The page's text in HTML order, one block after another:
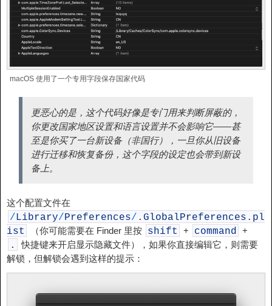
macOS 使用了一个专用字段保存国家代码
更恶心的是，这个代码好像是专门用来判断屏蔽的，
你更改国家地区设置和语言设置并不会影响它——甚
至是你买了一台新设备（非国行），一旦你从旧设备
进行迁移和恢复备份，这个字段的设定也会带到新设
备上。
这个配置文件在
/Library/Preferences/ . GlobalPreferences . pl
ist
（你可能需要在 Finder 里按 shift + command +
.
快捷键来开启显示隐藏文件），如果你直接编辑它，则需要
解锁，但解锁会遇到这样的提示：